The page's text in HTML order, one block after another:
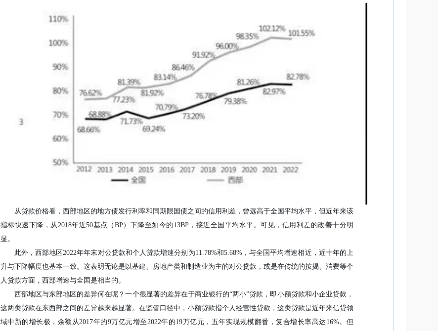
从贷款价格看，西部地区的地方债发行利率和同期限国债之间的信用利差，曾远高于全国平均水平，但近年来该
指标快速下降，从2018年近50基点（BP）下降至如今的13BP，接近全国平均水平。可见，信用利差的改善十分明
显。
此外，西部地区2022年年末对公贷款和个人贷款增速分别为11.78%和5.68%，与全国平均增速相近，近十年的上
升与下降幅度也基本一致。这表明无论是以基建、房地产类和制造业为主的对公贷款，或是在传统的按揭、消费等个
人贷款方面，西部增速与全国是相当的。
西部地区与东部地区的差异何在呢？一个很显著的差异在于商业银行的“两小”贷款，即小额贷款和小企业贷款，
这两类贷款在东西部之间的差异越来越显著。在监管口径中，小额贷款指个人经营性贷款，这类贷款是近年来信贷领
域中新的增长极，余额从2017年的9万亿元增至2022年的19万亿元，五年实现规模翻番，复合增长率高达16%。但